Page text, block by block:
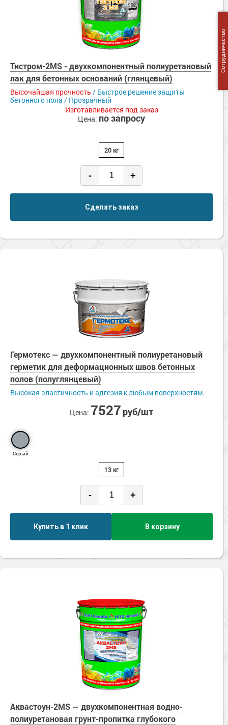
Тистром-2MS - двухкомпонентный полиуретановый
лак для бетонных оснований (глянцевый)
Высочайшая прочность / Быстрое решение защиты
бетонного пола / Прозрачный
Изготавливается под заказ
Цена: по запросу
20 кг
- +
Сделать заказ
Гермотекс — двухкомпонентный полиуретановый
герметик для деформационных швов бетонных
полов (полуглянцевый)
Высокая эластичность и адгезия к любым поверхностям.
Цена: 7527 руб/шт
Серый
13 кг
- +
Купить в 1 клик В корзину
Аквастоун-2MS — двухкомпонентная водно-
полиуретановая грунт-пропитка глубокого
Сотрудничество